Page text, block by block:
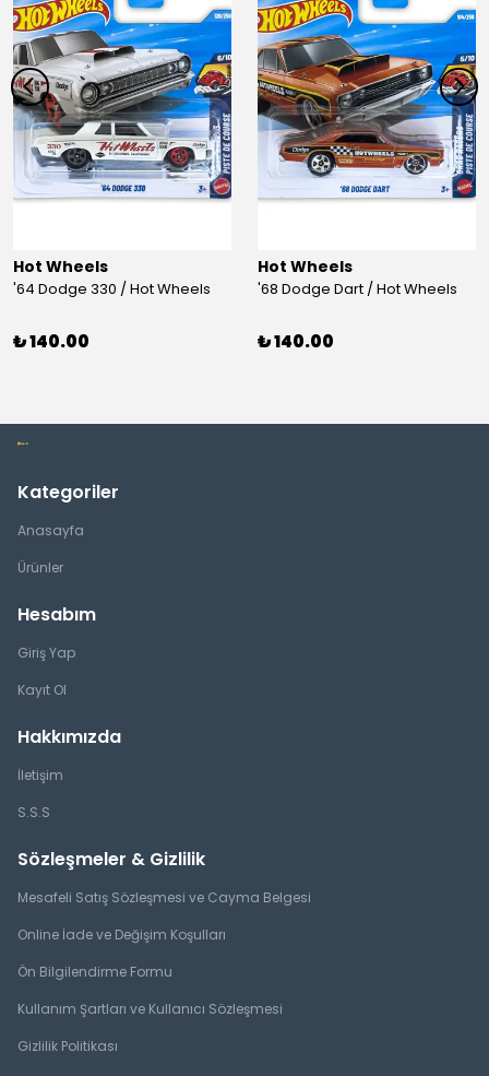
Hot Wheels
'64 Dodge 330 / Hot Wheels
₺ 140.00
Hot Wheels
'68 Dodge Dart / Hot Wheels
₺ 140.00
Kategoriler
Anasayfa
Ürünler
Hesabım
Giriş Yap
Kayıt Ol
Hakkımızda
İletişim
S.S.S
Sözleşmeler & Gizlilik
Mesafeli Satış Sözleşmesi ve Cayma Belgesi
Online İade ve Değişim Koşulları
Ön Bilgilendirme Formu
Kullanım Şartları ve Kullanıcı Sözleşmesi
Gizlilik Politikası